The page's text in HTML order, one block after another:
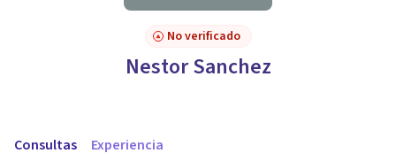
No verificado
Nestor Sanchez
Consultas Experiencia